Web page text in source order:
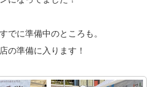
でに準備中のところも。
の準備に入ります！